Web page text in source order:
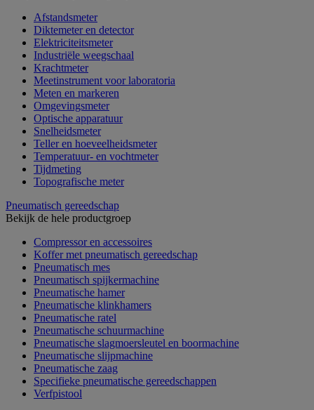
Afstandsmeter
Diktemeter en detector
Elektriciteitsmeter
Industriële weegschaal
Krachtmeter
Meetinstrument voor laboratoria
Meten en markeren
Omgevingsmeter
Optische apparatuur
Snelheidsmeter
Teller en hoeveelheidsmeter
Temperatuur- en vochtmeter
Tijdmeting
Topografische meter
Pneumatisch gereedschap
Bekijk de hele productgroep
Compressor en accessoires
Koffer met pneumatisch gereedschap
Pneumatisch mes
Pneumatisch spijkermachine
Pneumatische hamer
Pneumatische klinkhamers
Pneumatische ratel
Pneumatische schuurmachine
Pneumatische slagmoersleutel en boormachine
Pneumatische slijpmachine
Pneumatische zaag
Specifieke pneumatische gereedschappen
Verfpistool